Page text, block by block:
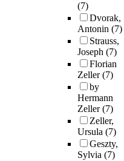
(7)
Dvorak,
Antonin (7)
Strauss,
Joseph (7)
Florian
Zeller(7)
by
Hermann
Zeller(7)
Zeller,
Ursula (7)
Geszty,
Sylvia (7)